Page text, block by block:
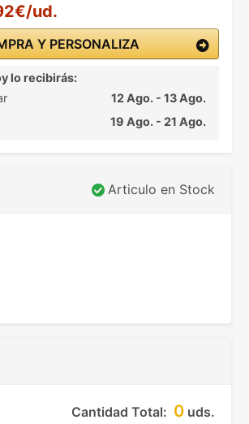
ud.
Y PERSONALIZA
lo recibirás:
12 Ago. - 13 Ago.
19 Ago. - 21 Ago.
Articulo en Stock
Cantidad Total: 0 uds.